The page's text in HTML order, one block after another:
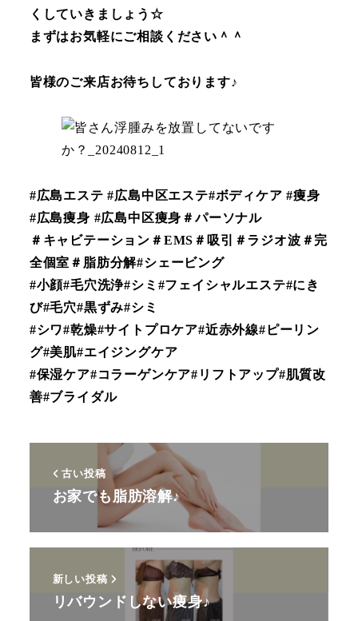
くしていきましょう☆
まずはお気軽にご相談ください＾＾
皆様のご来店お待ちしております♪
#広島エステ #広島中区エステ#ボディケア #痩身
#広島痩身 #広島中区痩身＃パーソナル
＃キャビテーション＃EMS＃吸引＃ラジオ波＃完
全個室＃脂肪分解#シェービング
#小顔#毛穴洗浄#シミ#フェイシャルエステ#にき
び#毛穴#黒ずみ#シミ
#シワ#乾燥#サイトプロケア#近赤外線#ピーリン
グ#美肌#エイジングケア
#保湿ケア#コラーゲンケア#リフトアップ#肌質改
善#ブライダル
古い投稿
お家でも脂肪溶解♪
新しい投稿
リバウンドしない痩身♪